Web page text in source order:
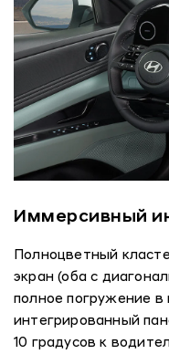
Иммерсивный
Полноцветный
экран (оба с
полное погружение в
интегрированный
10 градусов к